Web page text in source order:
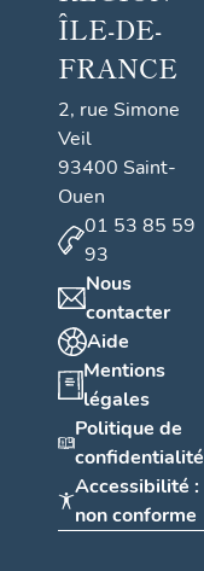
ÎLE-DE-
FRANCE
2, rue Simone
Veil
93400 Saint-
Ouen
01 53 85 59
93
Nous
contacter
Aide
Mentions
légales
Politique de
confidentialité
Accessibilité :
non conforme